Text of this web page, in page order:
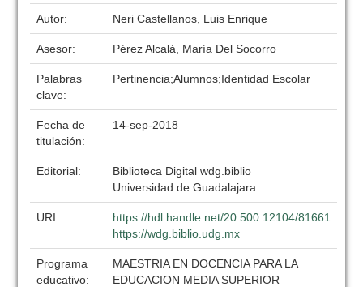
Autor: Neri Castellanos, Luis Enrique
Asesor: Pérez Alcalá, María Del Socorro
Palabras
clave:
Pertinencia;Alumnos;Identidad Escolar
Fecha de
titulación:
14-sep-2018
Editorial:
Biblioteca Digital wdg.biblio
Universidad de Guadalajara
URI:
https://hdl.handle.net/20.500.12104/81661
https://wdg.biblio.udg.mx
Programa
educativo:
MAESTRIA EN DOCENCIA PARA LA
EDUCACION MEDIA SUPERIOR